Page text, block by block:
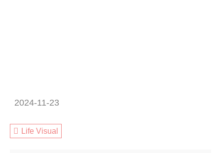
2024-11-23
Life Visual